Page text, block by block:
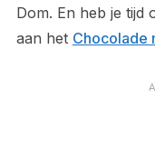
Dom. En heb je tijd
aan het Chocolade